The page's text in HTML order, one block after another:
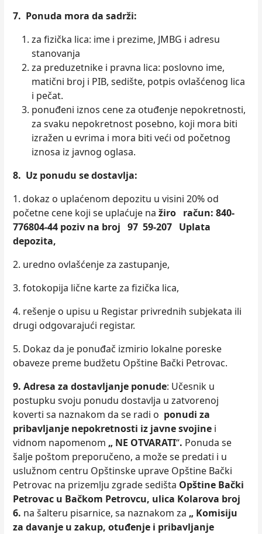
7. Ponuda mora da sadrži:
za fizička lica: ime i prezime, JMBG i adresu
stanovanja
za preduzetnike i pravna lica: poslovno ime,
matični broj i PIB, sedište, potpis ovlašćenog lica
i pečat.
ponuđeni iznos cene za otuđenje nepokretnosti,
za svaku nepokretnost posebno, koji mora biti
izražen u evrima i mora biti veći od početnog
iznosa iz javnog oglasa.
8. Uz ponudu se dostavlјa:
1. dokaz o uplaćenom depozitu u visini 20% od
početne cene koji se uplaćuje na žiro račun: 840-
776804-44 poziv na broj 97 59-207 Uplata
depozita,
2. uredno ovlašćenje za zastupanje,
3. fotokopija lične karte za fizička lica,
4. rešenje o upisu u Registar privrednih subjekata ili
drugi odgovarajući registar.
5. Dokaz da je ponuđač izmirio lokalne poreske
obaveze preme budžetu Opštine Bački Petrovac.
9. Adresa za dostavlјanje ponude: Učesnik u
postupku svoju ponudu dostavlјa u zatvorenoj
koverti sa naznakom da se radi o ponudi za
pribavlјanje nepokretnosti iz javne svojine i
vidnom napomenom „ NE OTVARATI“. Ponuda se
šalјe poštom preporučeno, a može se predati i u
uslužnom centru Opštinske uprave Opštine Bački
Petrovac na prizemlјu zgrade sedišta Opštine Bački
Petrovac u Bačkom Petrovcu, ulica Kolarova broj
6. na šalteru pisarnice, sa naznakom za „ Komisiju
za davanje u zakup, otuđenje i pribavlјanje